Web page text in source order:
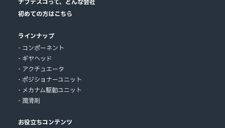
初めての方はこちら
ラインナップ
コンポーネント
ギヤヘッド
アクチュエータ
ポジショナーユニット
メカナム駆動ユニット
潤滑剤
お役立ちコンテンツ